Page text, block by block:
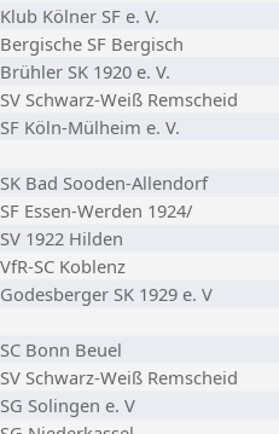
Klub Kölner SF e. V.
Bergische SF Bergisch
Brühler SK 1920 e. V.
SV Schwarz-Weiß Remscheid
SF Köln-Mülheim e. V.
SK Bad Sooden-Allendorf
SF Essen-Werden 1924/
SV 1922 Hilden
VfR-SC Koblenz
Godesberger SK 1929 e. V
SC Bonn Beuel
SV Schwarz-Weiß Remscheid
SG Solingen e. V